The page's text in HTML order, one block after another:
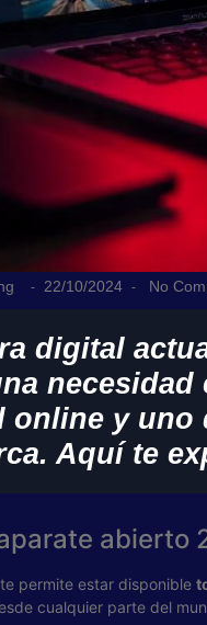
- 22/10/2024 - No
digital
necesidad
online y uno
Aquí te
abierto
permite estar disponible
cualquier parte del